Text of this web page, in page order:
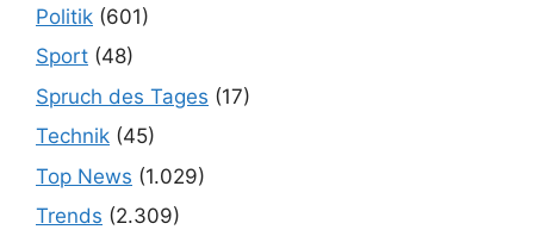
Politik (601)
Sport (48)
Spruch des Tages (17)
Technik (45)
Top News (1.029)
Trends (2.309)